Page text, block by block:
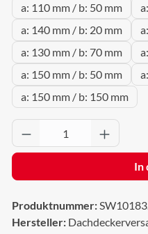
a: 110 mm / b: 50 mm
a: 140 mm / b: 20 mm
a: 130 mm / b: 70 mm
a: 150 mm / b: 50 mm
a: 150 mm / b: 150 mm
Produkt Anzahl:
In
Produktnummer:
Hersteller: